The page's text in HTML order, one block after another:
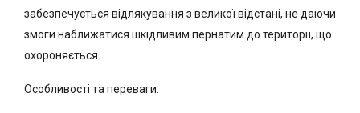
забезпечується відлякування з великої відстані, не даючи
змоги наближатися шкідливим пернатим до території, що
охороняється.
Особливості та переваги: